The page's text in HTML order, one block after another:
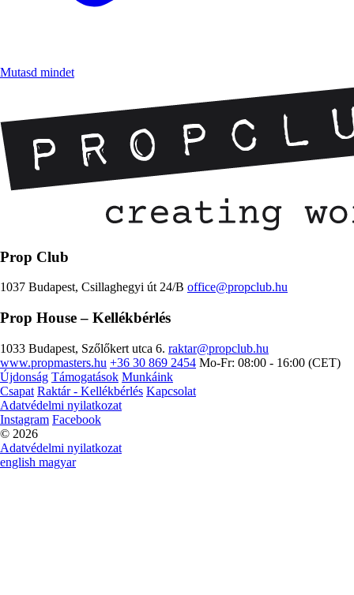
Mutasd mindet
Prop Club
1037 Budapest, Csillaghegyi út 24/B office@propclub.hu
Prop House– Kellékbérlés
1033 Budapest, Szőlőkert utca 6. raktar@propclub.hu
www.propmasters.hu +36 30 869 2454 Mo-Fr: 08:00 - 16:00 (CET)
Újdonság Támogatások Munkáink
Csapat Raktár - Kellékbérlés Kapcsolat
Adatvédelmi nyilatkozat
Instagram Facebook
© 2026
Adatvédelmi nyilatkozat
english magyar